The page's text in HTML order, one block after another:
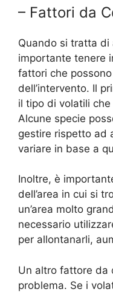
– Fattori da
Quando si tratta di
importante tenere
fattori che
dell’intervento. Il
il tipo di volatili
Alcune specie
gestire rispetto ad
variare in base a
Inoltre, è
dell’area in cui si
un’area molto
necessario
per allontanarli,
Un altro fattore da
problema. Se i